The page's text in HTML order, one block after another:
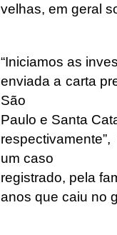
velhas, em geral
“Iniciamos as
enviada a carta
São
Paulo e Santa
um caso
registrado, pela
anos que caiu no